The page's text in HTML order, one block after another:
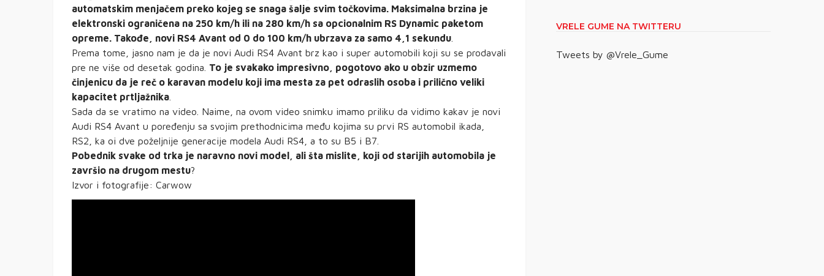
automatskim menjačem preko kojeg se snaga šalje svim točkovima. Maksimalna brzina je
elektronski ograničena na 250 km/h ili na 280 km/h sa opcionalnim RS Dynamic paketom
opreme. Takođe, novi RS4 Avant od 0 do 100 km/h ubrzava za samo 4,1 sekundu
Prema tome, jasno nam je da je novi Audi RS4 Avant brz kao i super automobili koji su se prodavali
pre ne više od desetak godina. To je svakako impresivno, pogotovo ako u obzir uzmemo
činjenicu da je reč o karavan modelu koji ima mesta za pet odraslih osoba i prilično veliki
kapacitet prtljažnika
Sada da se vratimo na video. Naime, na ovom video snimku imamo priliku da vidimo kakav je novi
Audi RS4 Avant u poređenju sa svojim prethodnicima među kojima su prvi RS automobil ikada,
RS2, ka oi dve poželjnije generacije modela Audi RS4, a to su B5 i B7.
Pobednik svake od trka je naravno novi model, ali šta mislite, koji od starijih automobila je
završio na drugom mestu?
Izvor i fotografije: Carwow
VRELE GUME NA TWITTERU
Tweets by @Vrele_Gume